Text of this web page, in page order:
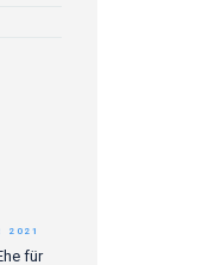
für
2021